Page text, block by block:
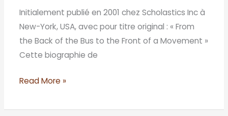
Initialement publié en 2001 chez Scholastics Inc à
New-York, USA, avec pour titre original : « From
the Back of the Bus to the Front of a Movement »
Cette biographie de
bus
au
devant
de
scène
Read More »